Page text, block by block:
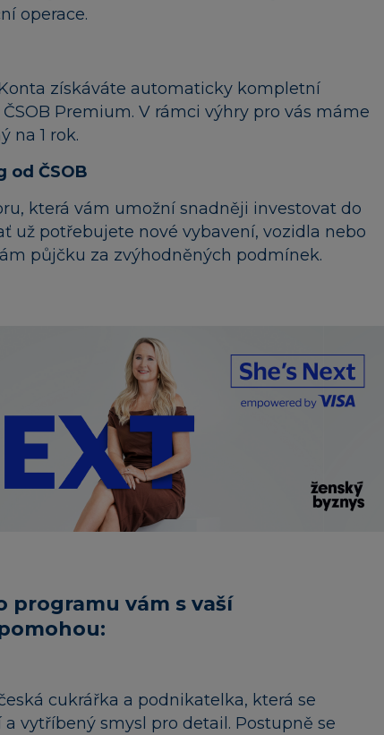
operace.
získáváte automaticky kompletní
Premium. V rámci výhry pro vás máme
na 1 rok.
od ČSOB
která vám umožní snadněji investovat do
už potřebujete nové vybavení, vozidla nebo
půjčku za zvýhodněných podmínek.
programu vám s vaší
cukrářka a podnikatelka, která se
vytříbený smysl pro detail. Postupně se